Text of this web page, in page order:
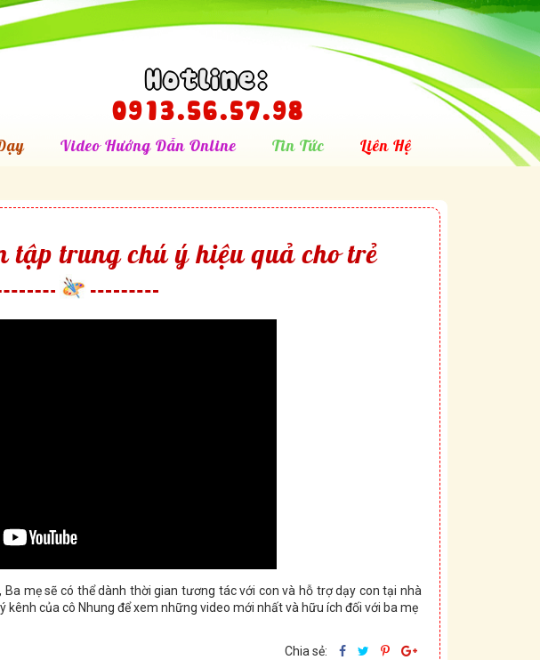
Hotline:
0913.56.57.98
Video Hướng Dẫn Online Tin Tức Liên Hệ
tập trung chú ý hiệu quả cho trẻ
mẹ sẽ có thể dành thời gian tương tác với con và hỗ trợ dạy con tại nhà
kênh của cô Nhung để xem những video mới nhất và hữu ích đối với ba mẹ
Chia sẻ: